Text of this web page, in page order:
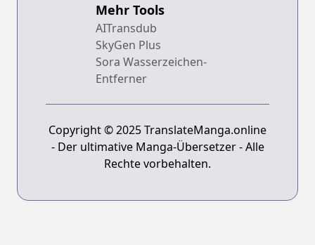
Mehr Tools
AITransdub
SkyGen Plus
Sora Wasserzeichen-
Entferner
Copyright © 2025 TranslateManga.online
- Der ultimative Manga-Übersetzer - Alle
Rechte vorbehalten.